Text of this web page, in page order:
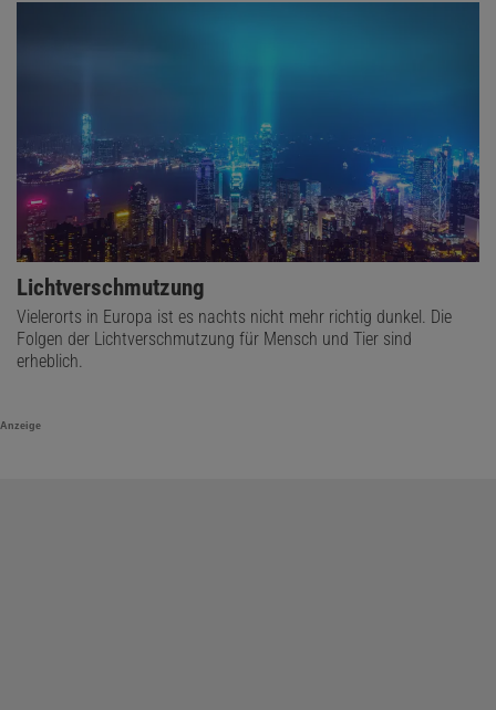
Lichtverschmutzung
Vielerorts in Europa ist es nachts nicht mehr richtig dunkel. Die
Folgen der Lichtverschmutzung für Mensch und Tier sind
erheblich.
Anzeige